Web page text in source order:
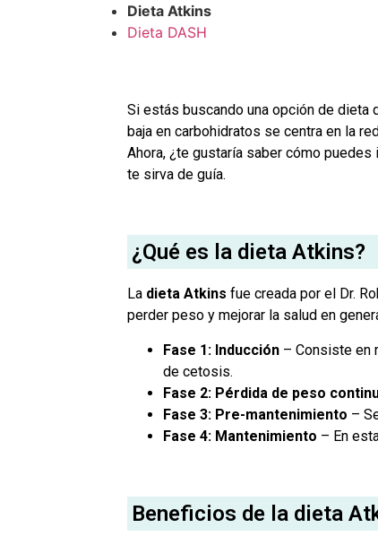
Dieta Atkins
Dieta DASH
Si estás buscando una opción de dieta
baja en carbohidratos se centra en la
Ahora, ¿te gustaría saber cómo
te sirva de guía.
¿Qué es la dieta Atkins?
La dieta Atkins fue creada por el Dr.
perder peso y mejorar la salud en
Fase 1: Inducción – Consiste en
de cetosis.
Fase 2: Pérdida de peso
Fase 3: Pre-mantenimiento –
Fase 4: Mantenimiento – En
Beneficios de la dieta